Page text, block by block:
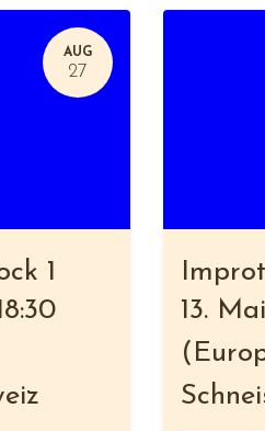
AUG
27
1
13.
(